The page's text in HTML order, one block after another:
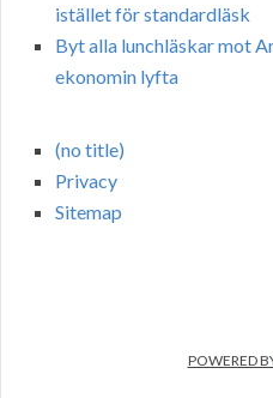
istället för standardläsk
Byt alla lunchläskar mot
ekonomin lyfta
(no title)
Privacy
Sitemap
POWERED